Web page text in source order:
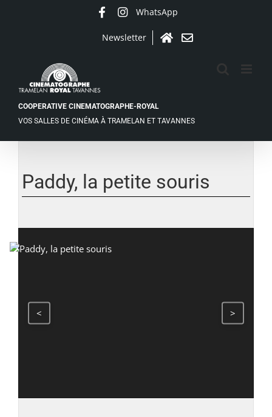
WhatsApp
Newsletter
AccueilContact
COOPERATIVE CINEMATOGRAPHE-ROYAL
VOS SALLES DE CINÉMA À TRAMELAN ET TAVANNES
agrandie
Paddy, la petite souris
< >